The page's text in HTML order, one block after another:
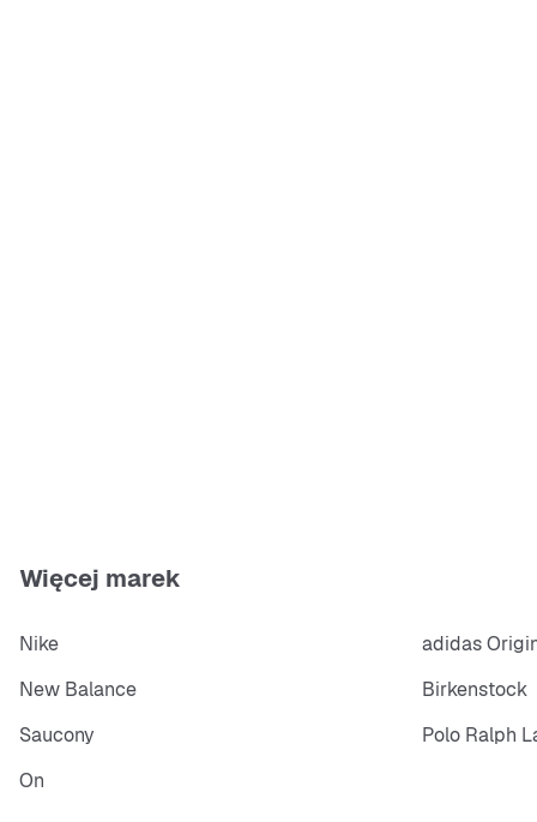
Więcej marek
Nike adidas
New Balance
Birkenstock
Saucony
Polo Ralph
On